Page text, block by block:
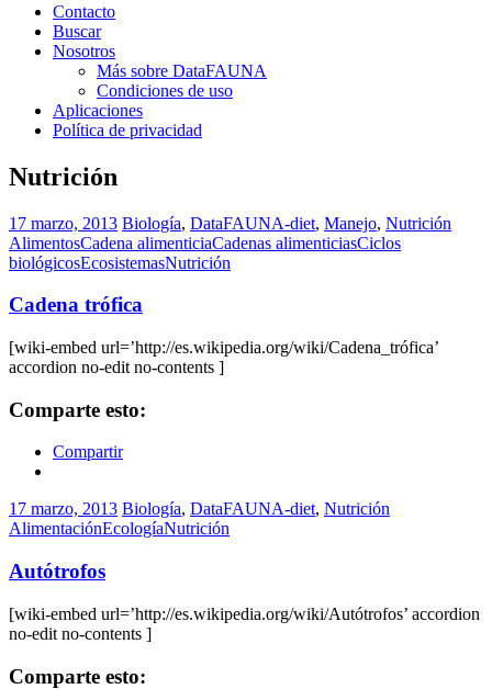
Contacto
Buscar
Nosotros
Más sobre DataFAUNA
Condiciones de uso
Aplicaciones
Política de privacidad
Nutrición
17 marzo, 2013 Biología, DataFAUNA-diet, Manejo, Nutrición
AlimentosCadena alimenticiaCadenas alimenticiasCiclos
biológicosEcosistemasNutrición
Cadena trófica
[wiki-embed url=’http://es.wikipedia.org/wiki/Cadena_trófica’
accordion no-edit no-contents ]
Comparte esto:
Compartir
17 marzo, 2013 Biología, DataFAUNA-diet, Nutrición
AlimentaciónEcologíaNutrición
Autótrofos
[wiki-embed url=’http://es.wikipedia.org/wiki/Autótrofos’ accordion
no-edit no-contents ]
Comparte esto: